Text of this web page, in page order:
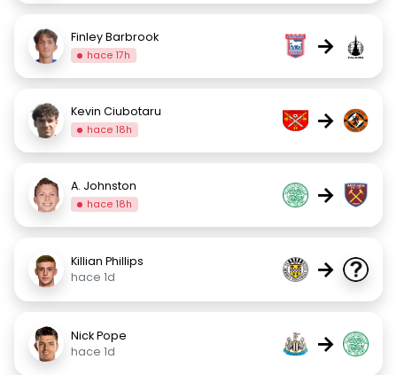
Finley Barbrook
hace 17h →
Kevin Ciubotaru
hace 18h →
A. Johnston
hace 18h →
Killian Phillips
hace 1d
→
Nick Pope
hace 1d
→